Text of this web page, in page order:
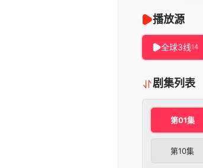
播放源
全球3线14
剧集列表
第01集
第10集